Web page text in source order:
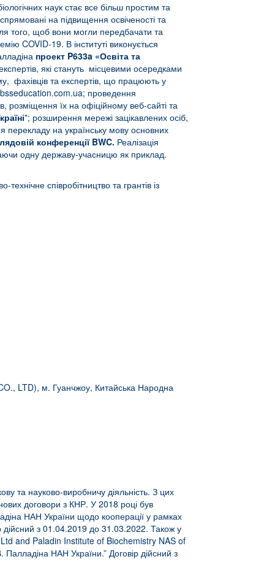
наук стає все більш простим та
на підвищення освіченості та
того, щоб вони могли передбачати та
COVID-19. В інституті виконується
проект P633a «Освіта та
які стануть місцевими осередками
фахівців та експертів, що працюють у
; проведення
розміщення їх на офіційному веб-сайті та
"; розширення мережі зацікавлених осіб,
перекладу на українську мову основних
конференції BWC. Реалізація
одну державу-учасницю як приклад.
співробітництво та грантів із
LTD), м. Гуанчжоу, Китайська Народна
та науково-виробничу діяльність. З цих
договори з КНР. У 2018 році був
НАН України щодо кооперації у рамках
дійсний з 01.04.2019 до 31.03.2022. Також у
and Paladin Institute of Biochemistry NAS of
НАН України.” Договір дійсний з